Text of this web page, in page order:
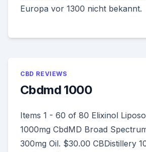
Europa vor 1300 nicht bekannt.
CBD REVIEWS
Cbdmd 1000
Items 1 - 60 of 80 Elixinol
1000mg CbdMD Broad
300mg Oil. $30.00 CBDistillery